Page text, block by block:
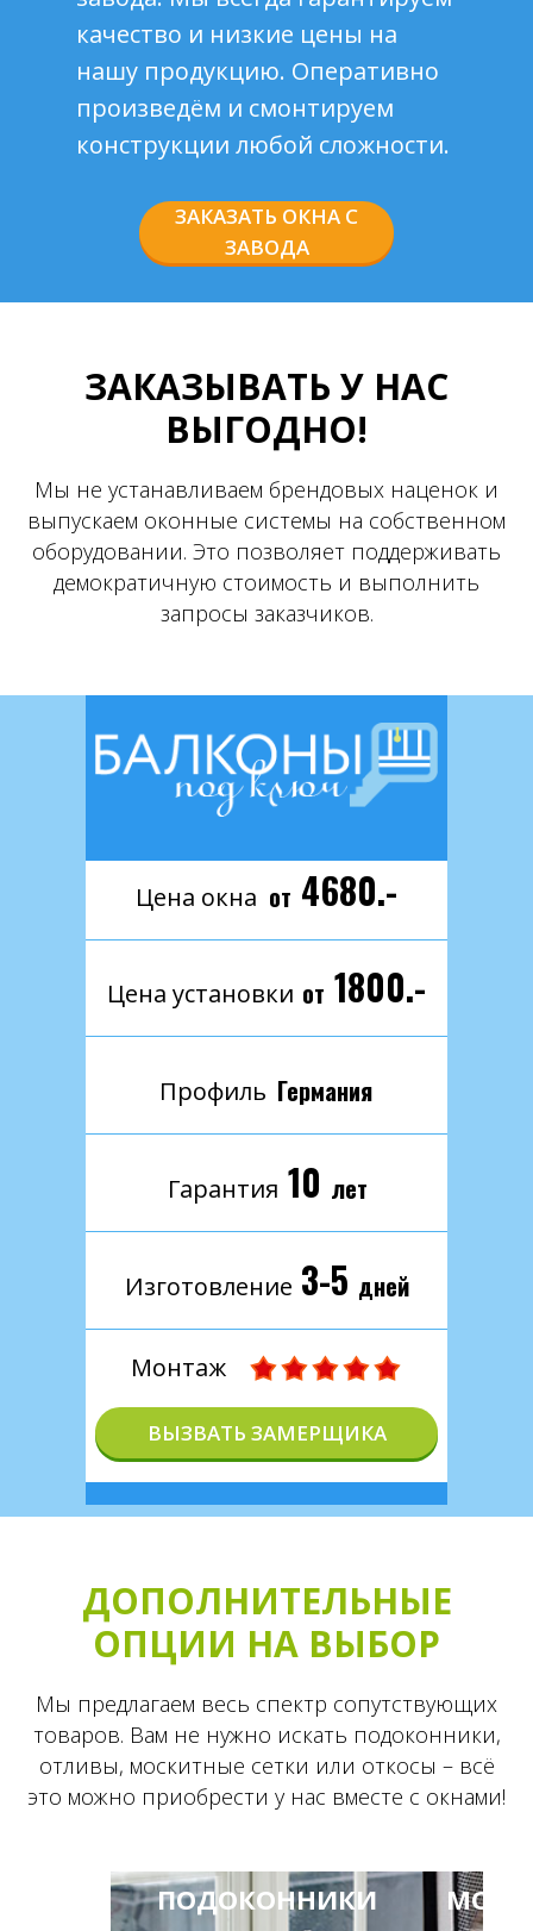
качество и низкие цены на
нашу продукцию. Оперативно
произведём и смонтируем
конструкции любой сложности.
ЗАКАЗАТЬ ОКНА С
ЗАВОДА
ЗАКАЗЫВАТЬ У НАС
ВЫГОДНО!
Мы не устанавливаем брендовых наценок и
выпускаем оконные системы на собственном
оборудовании. Это позволяет поддерживать
демократичную стоимость и выполнить
запросы заказчиков.
Цена окна 4680.-
от
от 1800.-
Цена установки
Гарантия 10 лет
дней
3-5
Изготовление
Монтаж
Профиль Германия
ВЫЗВАТЬ ЗАМЕРЩИКА
ДОПОЛНИТЕЛЬНЫЕ
ОПЦИИ НА ВЫБОР
Мы предлагаем весь спектр сопутствующих
товаров. Вам не нужно искать подоконники,
отливы, москитные сетки или откосы – всё
это можно приобрести у нас вместе с окнами!
ПОДОКОННИКИ